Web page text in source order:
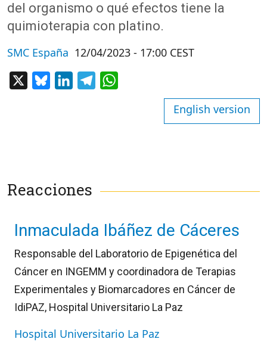
del organismo o qué efectos tiene la
quimioterapia con platino.
SMC España 12/04/2023 - 17:00 CEST
BlueskyLinkedInTelegram
English version
Reacciones
Inmaculada Ibáñez de Cáceres
Responsable del Laboratorio de Epigenética del
Cáncer en INGEMM y coordinadora de Terapias
Experimentales y Biomarcadores en Cáncer de
IdiPAZ, Hospital Universitario La Paz
Hospital Universitario La Paz